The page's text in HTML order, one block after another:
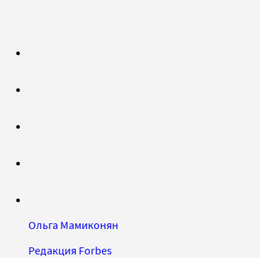
Ольга Мамиконян
Редакция Forbes